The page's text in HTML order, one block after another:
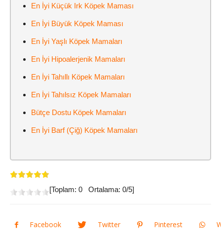
En İyi Küçük Irk Köpek Maması
En İyi Büyük Köpek Maması
En İyi Yaşlı Köpek Mamaları
En İyi Hipoalerjenik Mamaları
En İyi Tahıllı Köpek Mamaları
En İyi Tahılsız Köpek Mamaları
Bütçe Dostu Köpek Mamaları
En İyi Barf (Çiğ) Köpek Mamaları
[Toplam: 0 Ortalama: 0/5]
Facebook Twitter Pinterest